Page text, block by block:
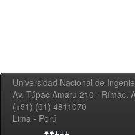
Universidad Nacional de
Av. Túpac Amaru 210 - Rímac.
(+51) (01) 4811070
Lima - Perú